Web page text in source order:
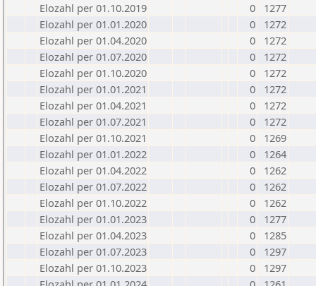
Elozahl per 01.10.2019
0
1277
Elozahl per 01.01.2020
0
1272
Elozahl per 01.04.2020
0
1272
Elozahl per 01.07.2020
0
1272
Elozahl per 01.10.2020
0
1272
Elozahl per 01.01.2021
0
1272
Elozahl per 01.04.2021
0
1272
Elozahl per 01.07.2021
0
1272
Elozahl per 01.10.2021
0
1269
Elozahl per 01.01.2022
0
1264
Elozahl per 01.04.2022
0
1262
Elozahl per 01.07.2022
0
1262
Elozahl per 01.10.2022
0
1262
Elozahl per 01.01.2023
0
1277
Elozahl per 01.04.2023
0
1285
Elozahl per 01.07.2023
0
1297
Elozahl per 01.10.2023
0
1297